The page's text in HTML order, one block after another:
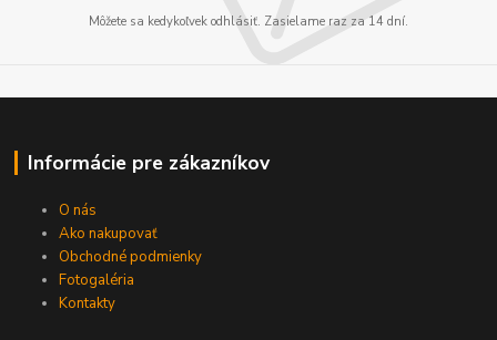
Môžete sa kedykoľvek odhlásiť. Zasielame raz za 14 dní.
Informácie pre zákazníkov
O nás
Ako nakupovať
Obchodné podmienky
Fotogaléria
Kontakty